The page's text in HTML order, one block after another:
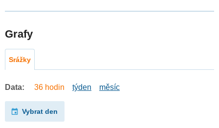
Grafy
Srážky
Data: 36 hodin týden měsíc
Vybrat den